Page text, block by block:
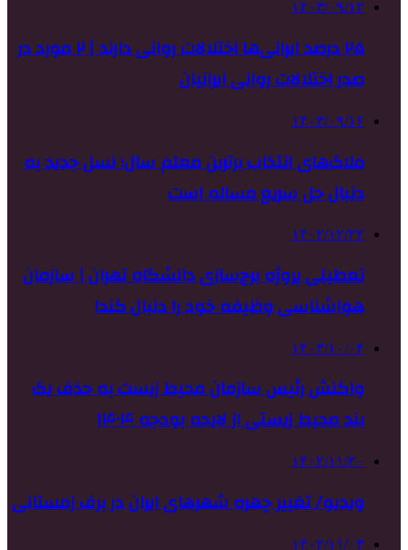
۱۴۰۳/۰۹/۱۲
۲۵ درصد ایرانی‌ها اختلالات روانی دارند | ۲ مورد در
صدر اختلالات روانی ایرانیان
۱۴۰۳/۰۹/۱۶
ملاک‌های انتخاب برترین معلم سال؛ نسل جدید به
دنبال حل سریع مساله است
۱۴۰۲/۱۲/۲۲
تعطیلی پروژه برج‌سازی دانشگاه تهران | سازمان
هواشناسی وظیفه خود را دنبال کند!
۱۴۰۳/۱۰/۰۴
واکنش رئیس سازمان محیط زیست به حذف یک
بند محیط زیستی از لایحه بودجه ۱۴۰۴
۱۴۰۲/۱۱/۲۰
ویدیو/ تغییر چهره شهرهای ایران در برف زمستانی
۱۴۰۲/۱۱/۰۳